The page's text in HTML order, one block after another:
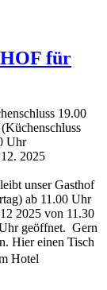
für
19.00
Uhr
2025
unser Gasthof
ab 11.00 Uhr
2025 von 11.30
geöffnet. Gern
Hier einen Tisch
Hotel